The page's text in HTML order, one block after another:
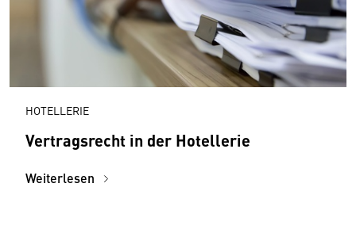
HOTELLERIE
Vertragsrecht in der Hotellerie
Weiterlesen